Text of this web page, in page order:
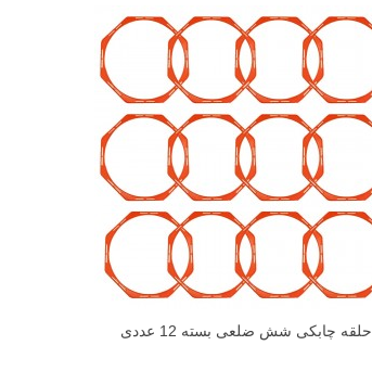
حلقه چابکی شش ضلعی بسته 12 عددی